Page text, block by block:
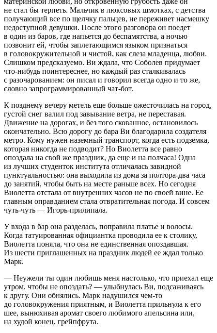
не стал бы терпеть. Мальчик в люксовых шмотках, с детства
получающий все по щелчку пальцев, не переживет насмешку
недоступной девушки. После этого разговора он поедет
в один из баров, где напьется до беспамятства, а ночью
позвонит ей, чтобы заплетающимся языком признаться
в головокружительной и чистой, как слеза младенца, любви.
Слишком предсказуемо. Ви ждала, что Соболев придумает
что-нибудь поинтереснее, но каждый раз сталкивалась
с разочарованием: он писал и говорил всегда одно и то же,
словно запрограммированный чат-бот.
К позднему вечеру метель еще больше ожесточилась на город,
густой снег валил под завывание ветра, не переставая.
Движение на дорогах, и без того скованное, остановилось
окончательно. Всю дорогу до бара Ви благодарила создателя
метро. Кому нужен наземный транспорт, когда есть подземка,
которая никогда не подводит? Но Виолетта все равно
опоздала на свой же праздник, да еще и на полчаса! Одна
из лучших студенток института отличалась завидной
пунктуальностью: она выходила из дома за полтора-два часа
до занятий, чтобы быть на месте раньше всех. Но сегодня
Виолетта отстала от внутренних часов не по своей вине. Ее
главным оправданием стала отвратительная погода. И совсем
чуть-чуть — Игорь-прилипала.
У входа в бар она разделась, поправила платье и волосы.
Когда татуированная официантка проводила ее к столику,
Виолетта поняла, что она не единственная опоздавшая.
Из шести приглашенных на праздник людей ее ждал только
Марк.
— Неужели ты один любишь меня настолько, что приехал еще
утром, чтобы не опоздать? — улыбнулась Ви, подсаживаясь
к другу. Они обнялись. Марк надушился чем-то
до головокружения приятным, и Виолетта прильнула к его
шее, вынюхивая аромат своего любимого апельсина или,
на худой конец, грейпфрута.